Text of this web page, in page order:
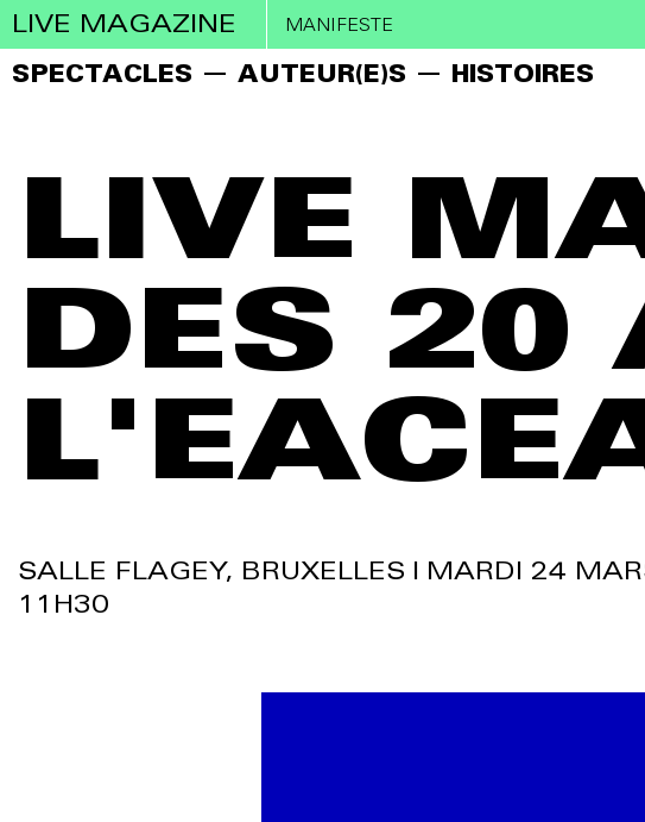
LIVE MAGAZINE MANIFESTE
SPECTACLES AUTEUR(E)S HISTOIRES
LIVE
DES 20
SALLE FLAGEY, BRUXELLES | MARDI 24
11H30